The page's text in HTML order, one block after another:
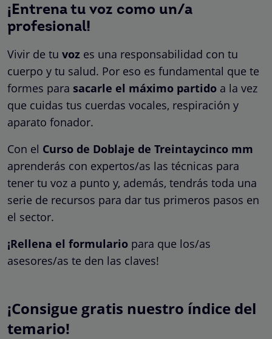
¡Entrena tu voz como un/a
profesional!
Vivir de tu voz es una responsabilidad con tu
cuerpo y tu salud. Por eso es fundamental que te
formes para sacarle el máximo partido a la vez
que cuidas tus cuerdas vocales, respiración y
aparato fonador.
Con el Curso de Doblaje de Treintaycinco mm
aprenderás con expertos/as las técnicas para
tener tu voz a punto y, además, tendrás toda una
serie de recursos para dar tus primeros pasos en
el sector.
¡Rellena el formulario para que los/as
asesores/as te den las claves!
¡Consigue gratis nuestro índice del
temario!